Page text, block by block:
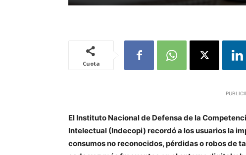
Cuota
El Instituto Nacional de Defensa de la
Intelectual (Indecopi) recordó a los usuarios la
consumos no reconocidos, pérdidas o robos de